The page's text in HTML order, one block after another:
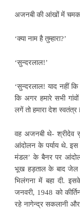
अजनबी की आंखों में
‘क्या नाम है तुम्हारा?’
‘सुन्दरलाल!’
‘सुन्दरलाल! याद नहीं
कि अगर हमारे सभी
लगें तो हमारा देश स्वतंत्र
वह अजनबी थे- श्रीदेव
आंदोलन के पर्याय थे.
मंडल’ के बैनर पर
भूख हड़ताल के बाद जेल
भिलंगना में बहा दी.
जनवरी, 1948 को
रहे नागेन्द्र सकलानी